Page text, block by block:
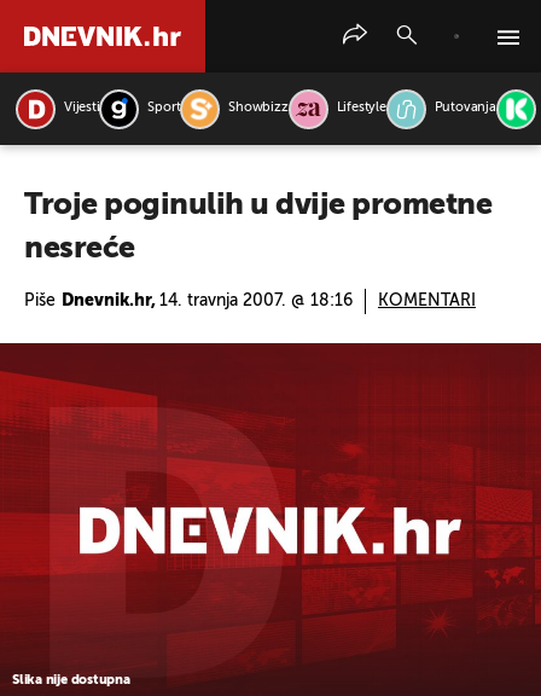
Vijesti Sport Showbizz Lifestyle Putovanja
Troje poginulih u dvije prometne
nesreće
Piše Dnevnik.hr, 14. travnja 2007. @ 18:16 KOMENTARI
Slika nije dostupna
PRETRAŽITE VIJESTI